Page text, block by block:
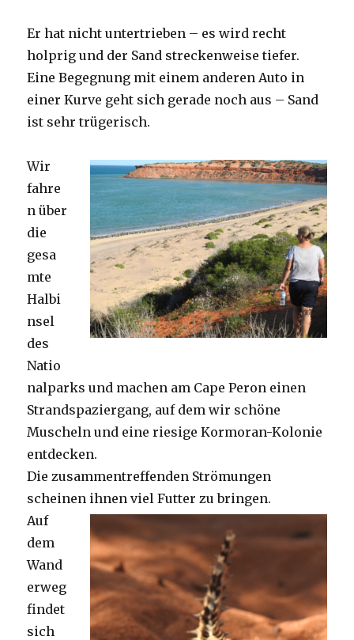
Er hat nicht untertrieben – es wird recht
holprig und der Sand streckenweise tiefer.
Eine Begegnung mit einem anderen Auto in
einer Kurve geht sich gerade noch aus – Sand
ist sehr trügerisch.
Wir
fahre
n über
die
gesa
mte
Halbi
nsel
des
Natio
nalparks und machen am Cape Peron einen
Strandspaziergang, auf dem wir schöne
Muscheln und eine riesige Kormoran-Kolonie
entdecken.
Die zusammentreffenden Strömungen
scheinen ihnen viel Futter zu bringen.
Auf
dem
Wand
erweg
findet
sich